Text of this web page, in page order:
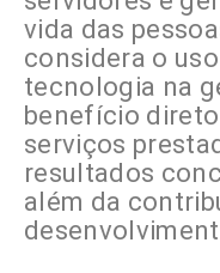
vida das
considera o
tecnologia na
benefício
serviços
resultados
além da